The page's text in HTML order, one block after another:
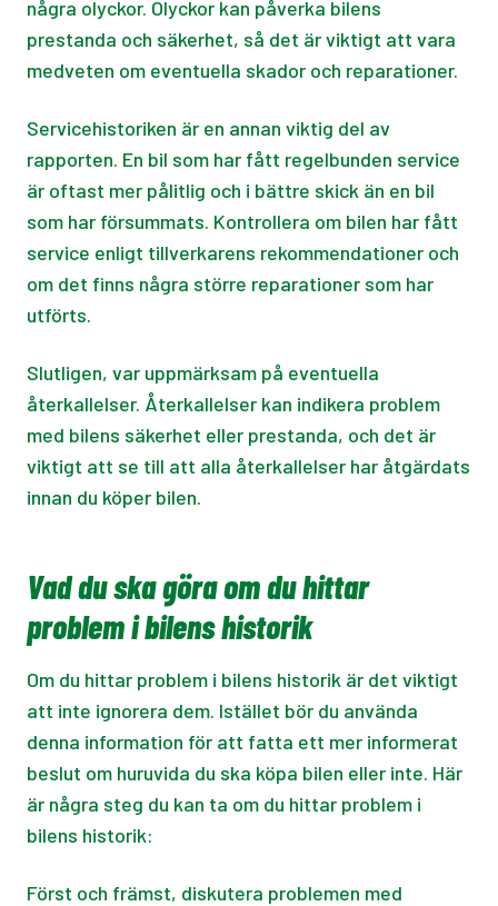
några olyckor. Olyckor kan påverka bilens
prestanda och säkerhet, så det är viktigt att vara
medveten om eventuella skador och reparationer.
Servicehistoriken är en annan viktig del av
rapporten. En bil som har fått regelbunden service
är oftast mer pålitlig och i bättre skick än en bil
som har försummats. Kontrollera om bilen har fått
service enligt tillverkarens rekommendationer och
om det finns några större reparationer som har
utförts.
Slutligen, var uppmärksam på eventuella
återkallelser. Återkallelser kan indikera problem
med bilens säkerhet eller prestanda, och det är
viktigt att se till att alla återkallelser har åtgärdats
innan du köper bilen.
Vad du ska göra om du hittar
problem i bilens historik
Om du hittar problem i bilens historik är det viktigt
att inte ignorera dem. Istället bör du använda
denna information för att fatta ett mer informerat
beslut om huruvida du ska köpa bilen eller inte. Här
är några steg du kan ta om du hittar problem i
bilens historik:
Först och främst, diskutera problemen med